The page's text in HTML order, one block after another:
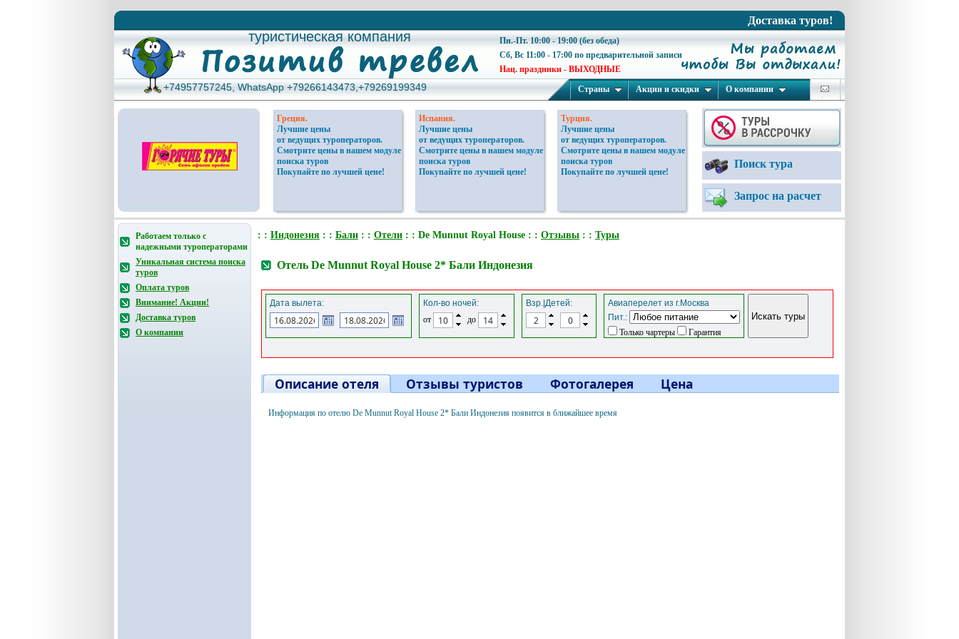
Доставка туров!
туристическая компания
туристическая компания
Пн.-Пт. 10:00 - 19:00 (без обеда)
Сб, Вс 11:00 - 17:00 по предварительной записи
Нац. праздники - ВЫХОДНЫЕ
+74957757245, WhatsApp +79266143473,+79269199349
+74957757245, WhatsApp +79266143473,+79269199349 Страны Акции и скидки О компании
Греция.
Лучшие цены
от ведущих туроператоров.
Смотрите цены в нашем модуле
поиска туров
Покупайте по лучшей цене!
Испания.
Лучшие цены
от ведущих туроператоров.
Смотрите цены в нашем модуле
поиска туров
Покупайте по лучшей цене!
Турция.
Лучшие цены
от ведущих туроператоров.
Смотрите цены в нашем модуле
поиска туров
Покупайте по лучшей цене!
Поиск тура
Запрос на расчет
Работаем только с
надежными туроператорами
Уникальная система поиска
туров
Оплата туров
Внимание! Акции!
Доставка туров
О компании
: : Индонезия : : Бали : : Отели : : De Munnut Royal House : : Отзывы : : Туры
Отель De Munnut Royal House 2* Бали Индонезия
Дата вылета:
Кол-во ночей:
от
до
Взр.|Детей:
Авиаперелет из г.Москва
Пит.:
Только чартеры
Гарантия
Описание отеля Отзывы туристов Фотогалерея Цена
Информация по отелю De Munnut Royal House 2* Бали Индонезия появится в ближайшее время